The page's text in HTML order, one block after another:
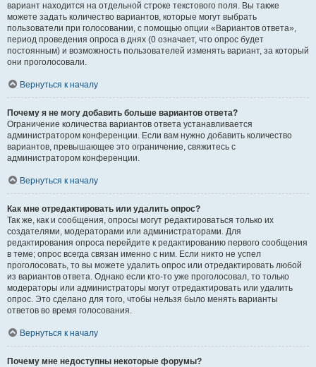
вариант находится на отдельной строке текстового поля. Вы также
можете задать количество вариантов, которые могут выбрать
пользователи при голосовании, с помощью опции «Вариантов ответа»,
период проведения опроса в днях (0 означает, что опрос будет
постоянным) и возможность пользователей изменять вариант, за который
они проголосовали.
Вернуться к началу
Почему я не могу добавить больше вариантов ответа?
Ограничение количества вариантов ответа устанавливается
администратором конференции. Если вам нужно добавить количество
вариантов, превышающее это ограничение, свяжитесь с
администратором конференции.
Вернуться к началу
Как мне отредактировать или удалить опрос?
Так же, как и сообщения, опросы могут редактироваться только их
создателями, модераторами или администраторами. Для
редактирования опроса перейдите к редактированию первого сообщения
в теме; опрос всегда связан именно с ним. Если никто не успел
проголосовать, то вы можете удалить опрос или отредактировать любой
из вариантов ответа. Однако если кто-то уже проголосовал, то только
модераторы или администраторы могут отредактировать или удалить
опрос. Это сделано для того, чтобы нельзя было менять варианты
ответов во время голосования.
Вернуться к началу
Почему мне недоступны некоторые форумы?